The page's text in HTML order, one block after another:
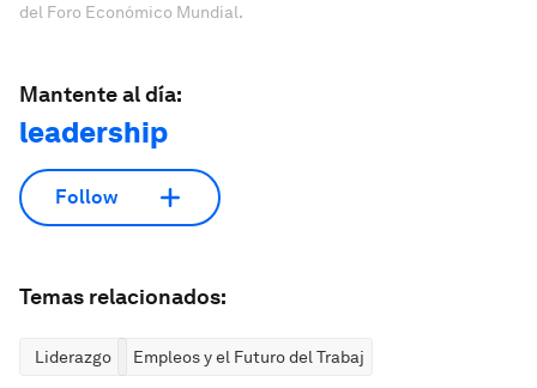
del Foro Económico Mundial.
Mantente al día:
leadership
Follow
Temas relacionados:
Liderazgo Empleos y el Futuro del Trabajo